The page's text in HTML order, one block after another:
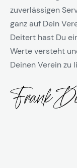
zuverlässigen
ganz auf Dein
Deitert hast Du
Werte versteht
Deinen Verein zu